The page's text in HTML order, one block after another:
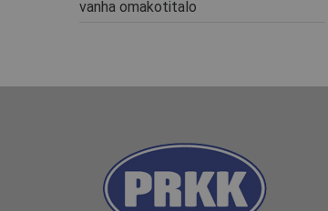
vanha omakotitalo